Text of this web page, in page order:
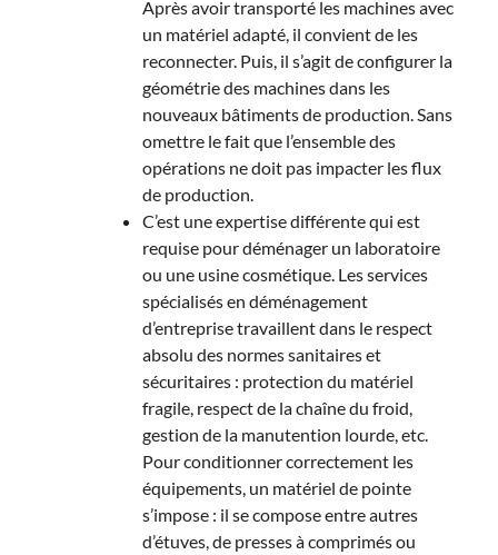
Après avoir transporté les machines avec
un matériel adapté, il convient de les
reconnecter. Puis, il s’agit de configurer la
géométrie des machines dans les
nouveaux bâtiments de production. Sans
omettre le fait que l’ensemble des
opérations ne doit pas impacter les flux
de production.
C’est une expertise différente qui est
requise pour déménager un laboratoire
ou une usine cosmétique. Les services
spécialisés en déménagement
d’entreprise travaillent dans le respect
absolu des normes sanitaires et
sécuritaires : protection du matériel
fragile, respect de la chaîne du froid,
gestion de la manutention lourde, etc.
Pour conditionner correctement les
équipements, un matériel de pointe
s’impose : il se compose entre autres
d’étuves, de presses à comprimés ou